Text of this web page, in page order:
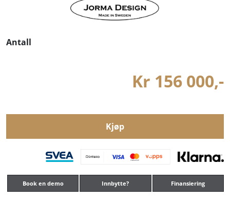
Antall
Kr 156 000,-
Kjøp
Book en demo Innbytte? Finansiering